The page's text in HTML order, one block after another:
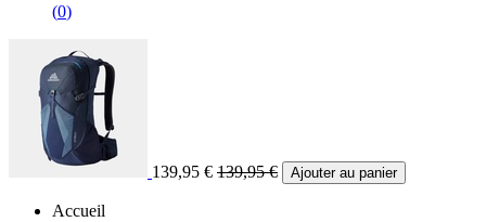
(0)
139,95 € 139,95€ Ajouter au panier
Accueil